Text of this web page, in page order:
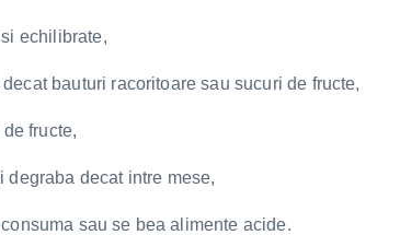
echilibrate,
bauturi racoritoare sau sucuri de fructe,
fructe,
degraba decat intre mese,
sau se bea alimente acide.